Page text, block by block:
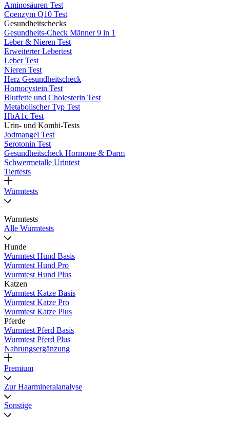
Aminosäuren Test
Coenzym Q10 Test
Gesundheitschecks
Gesundheits-Check Männer 9 in 1
Leber & Nieren Test
Erweiterter Lebertest
Leber Test
Nieren Test
Herz Gesundheitscheck
Homocystein Test
Blutfette und Cholesterin Test
Metabolischer Typ Test
HbA1c Test
Urin- und Kombi-Tests
Jodmangel Test
Serotonin Test
Gesundheitscheck Hormone & Darm
Schwermetalle Urintest
Tiertests
Wurmtests
Wurmtests
Alle Wurmtests
Hunde
Wurmtest Hund Basis
Wurmtest Hund Pro
Wurmtest Hund Plus
Katzen
Wurmtest Katze Basis
Wurmtest Katze Pro
Wurmtest Katze Plus
Pferde
Wurmtest Pferd Basis
Wurmtest Pferd Plus
Nahrungsergänzung
Premium
Zur Haarmineralanalyse
Sonstige